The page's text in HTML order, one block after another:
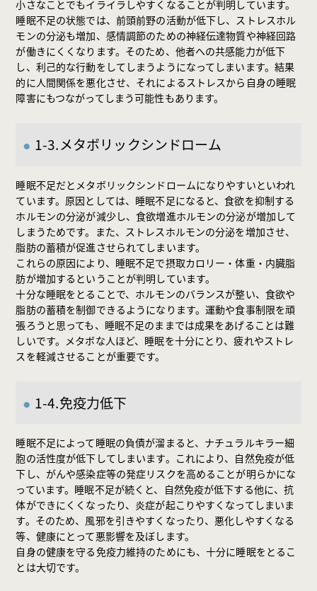
小さなことでもイライラしやすくなることが判明しています。
睡眠不足の状態では、前頭前野の活動が低下し、ストレスホル
モンの分泌も増加、感情調節のための神経伝達物質や神経回路
が働きにくくなります。そのため、他者への共感能力が低下
し、利己的な行動をしてしまうようになってしまいます。結果
的に人間関係を悪化させ、それによるストレスから自身の睡眠
障害にもつながってしまう可能性もあります。
1-3.メタボリックシンドローム
睡眠不足だとメタボリックシンドロームになりやすいといわれ
ています。原因としては、睡眠不足になると、食欲を抑制する
ホルモンの分泌が減少し、食欲増進ホルモンの分泌が増加して
しまうためです。また、ストレスホルモンの分泌を増加させ、
脂肪の蓄積が促進させられてしまいます。
これらの原因により、睡眠不足で摂取カロリー・体重・内臓脂
肪が増加するということが判明しています。
十分な睡眠をとることで、ホルモンのバランスが整い、食欲や
脂肪の蓄積を制御できるようになります。運動や食事制限を頑
張ろうと思っても、睡眠不足のままでは成果をあげることは難
しいです。メタボな人ほど、睡眠を十分にとり、疲れやストレ
スを軽減させることが重要です。
1-4.免疫力低下
睡眠不足によって睡眠の負債が溜まると、ナチュラルキラー細
胞の活性度が低下してしまいます。これにより、自然免疫が低
下し、がんや感染症等の発症リスクを高めることが明らかにな
っています。睡眠不足が続くと、自然免疫が低下する他に、抗
体ができにくくなったり、炎症が起こりやすくなってしまいま
す。そのため、風邪を引きやすくなったり、悪化しやすくなる
等、健康にとって悪影響を及ぼします。
自身の健康を守る免疫力維持のためにも、十分に睡眠をとるこ
とは大切です。